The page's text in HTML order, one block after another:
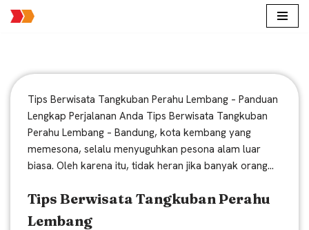
konten
Tips Berwisata Tangkuban Perahu Lembang – Panduan
Lengkap Perjalanan Anda Tips Berwisata Tangkuban
Perahu Lembang – Bandung, kota kembang yang
memesona, selalu menyuguhkan pesona alam luar
biasa. Oleh karena itu, tidak heran jika banyak orang…
Tips Berwisata Tangkuban Perahu
Lembang